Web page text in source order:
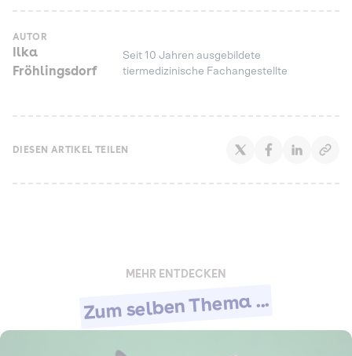
AUTOR
Ilka
Fröhlingsdorf
Seit 10 Jahren ausgebildete
tiermedizinische Fachangestellte
DIESEN ARTIKEL TEILEN
MEHR ENTDECKEN
Zum selben Thema ...